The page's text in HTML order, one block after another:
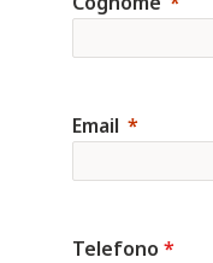
Email
Telefono *